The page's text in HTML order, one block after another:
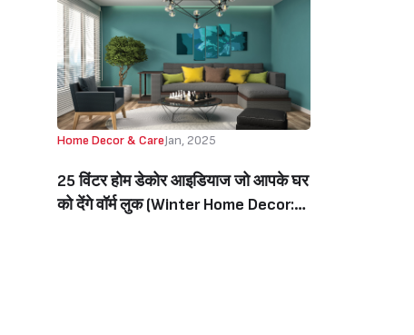
Home Decor & CareJan, 2025
25 विंटर होम डेकोर आइडियाज जो आपके घर
को देंगे वॉर्म लुक (Winter Home Decor: